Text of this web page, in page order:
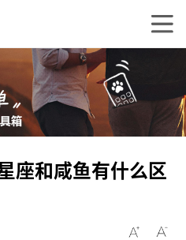
座和咸鱼有什么区